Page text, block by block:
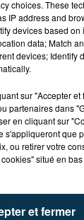
PRÉFÊT
DE...
choices. These
IP address and
devices based on
data; Match
devices; Identify
sur "Accepter et
partenaires dans
en cliquant sur
s'appliqueront que
ou retirer votre
situé en
et fermer